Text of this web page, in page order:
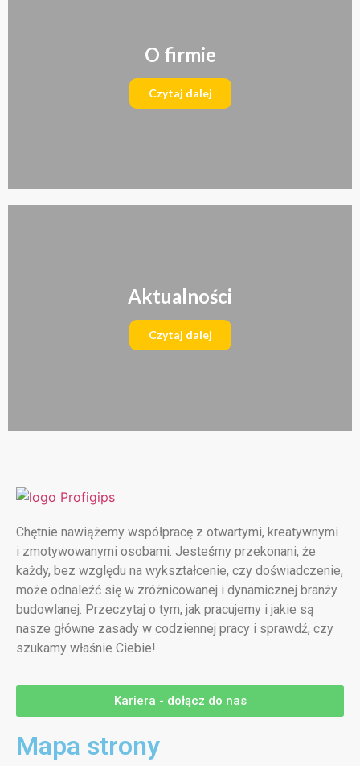
O firmie
Czytaj dalej
Aktualności
Czytaj dalej
Chętnie nawiążemy współpracę z otwartymi, kreatywnymi
i zmotywowanymi osobami. Jesteśmy przekonani, że
każdy, bez względu na wykształcenie, czy doświadczenie,
może odnaleźć się w zróżnicowanej i dynamicznej branży
budowlanej. Przeczytaj o tym, jak pracujemy i jakie są
nasze główne zasady w codziennej pracy i sprawdź, czy
szukamy właśnie Ciebie!
Kariera - dołącz do nas
Mapa strony